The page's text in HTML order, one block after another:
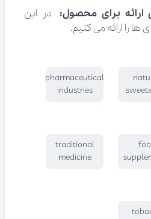
برای محصول: در این
را ارائه می کنیم.
pharmaceutical
industries
traditional
medicine